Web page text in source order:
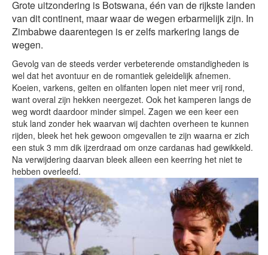
Grote uitzondering is Botswana, één van de rijkste landen
van dit continent, maar waar de wegen erbarmelijk zijn. In
Zimbabwe daarentegen is er zelfs markering langs de
wegen.
Gevolg van de steeds verder verbeterende omstandigheden is
wel dat het avontuur en de romantiek geleidelijk afnemen.
Koeien, varkens, geiten en olifanten lopen niet meer vrij rond,
want overal zijn hekken neergezet. Ook het kamperen langs de
weg wordt daardoor minder simpel. Zagen we een keer een
stuk land zonder hek waarvan wij dachten overheen te kunnen
rijden, bleek het hek gewoon omgevallen te zijn waarna er zich
een stuk 3 mm dik ijzerdraad om onze cardanas had gewikkeld.
Na verwijdering daarvan bleek alleen een keerring het niet te
hebben overleefd.